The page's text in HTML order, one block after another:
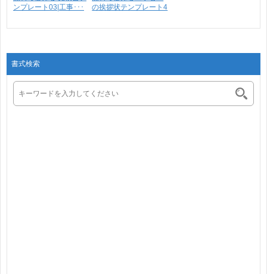
ンプレート03|工事･･･
の挨拶状テンプレート4
書式検索